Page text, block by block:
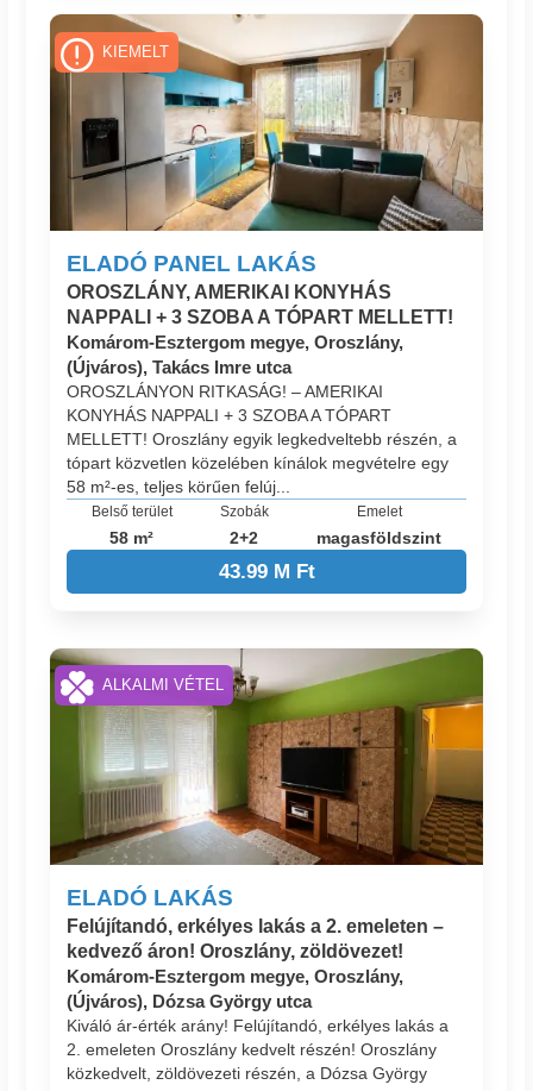
ELADÓ PANEL LAKÁS
OROSZLÁNY, AMERIKAI KONYHÁS
NAPPALI + 3 SZOBA A TÓPART MELLETT!
Komárom-Esztergom megye, Oroszlány,
(Újváros), Takács Imre utca
OROSZLÁNYON RITKASÁG! – AMERIKAI
KONYHÁS NAPPALI + 3 SZOBA A TÓPART
MELLETT! Oroszlány egyik legkedveltebb részén, a
tópart közvetlen közelében kínálok megvételre egy
58 m²-es, teljes körűen felúj...
Belső terület
58 m²
Szobák
2+2
Emelet
magasföldszint
43.99 M Ft
KIEMELT
ELADÓ LAKÁS
Felújítandó, erkélyes lakás a 2. emeleten –
kedvező áron! Oroszlány, zöldövezet!
Komárom-Esztergom megye, Oroszlány,
(Újváros), Dózsa György utca
Kiváló ár-érték arány! Felújítandó, erkélyes lakás a
2. emeleten Oroszlány kedvelt részén! Oroszlány
közkedvelt, zöldövezeti részén, a Dózsa György
ALKALMI VÉTEL